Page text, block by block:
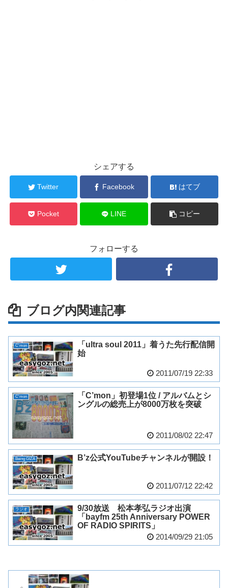
シェアする
Twitter Facebook はてブ
Pocket LINE コピー
フォローする
ブログ内関連記事
C'mon
「ultra soul 2011」着うた先行配信開
始
2011/07/19 22:33
C'mon
「C’mon」初登場1位 / アルバムとシ
ングルの総売上が8000万枚を突破
2011/08/02 22:47
Being GIZA B’z公式YouTubeチャンネルが開設！
2011/07/12 22:42
ラジオ
9/30放送 松本孝弘ラジオ出演
「bayfm 25th Anniversary POWER
OF RADIO SPIRITS」
2014/09/29 21:05